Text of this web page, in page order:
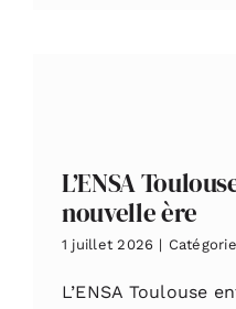
L’ENSA
nouvelle ère
1 juillet 2026 |
L’ENSA Toulouse